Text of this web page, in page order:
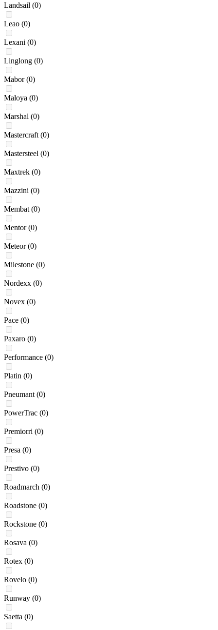
Landsail (0)
Leao (0)
Lexani (0)
Linglong (0)
Mabor (0)
Maloya (0)
Marshal (0)
Mastercraft (0)
Mastersteel (0)
Maxtrek (0)
Mazzini (0)
Membat (0)
Mentor (0)
Meteor (0)
Milestone (0)
Nordexx (0)
Novex (0)
Pace (0)
Paxaro (0)
Performance (0)
Platin (0)
Pneumant (0)
PowerTrac (0)
Premiorri (0)
Presa (0)
Prestivo (0)
Roadmarch (0)
Roadstone (0)
Rockstone (0)
Rosava (0)
Rotex (0)
Rovelo (0)
Runway (0)
Saetta (0)